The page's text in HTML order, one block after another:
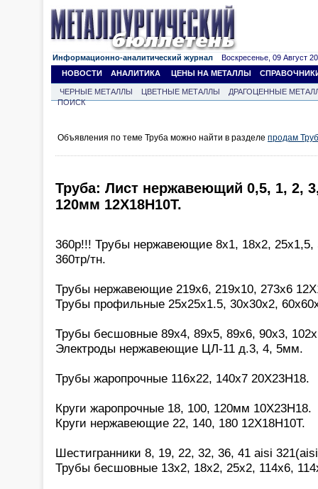
Информационно-аналитический журнал Воскресенье, 09 Август
НОВОСТИ
АНАЛИТИКА ЦЕНЫ НА МЕТАЛЛЫ
ЧЕРНЫЕ МЕТАЛЛЫ ЦВЕТНЫЕ МЕТАЛЛЫ
ДРАГОЦЕННЫЕ
ПОИСК
Объявления по теме Труба можно найти в разделе продам
Труба: Лист нержавеющий 0,5, 1, 2,
120мм 12Х18Н10Т.
360р!!! Трубы нержавеющие 8х1, 18х2, 25х1,5,
360тр/тн.
Трубы нержавеющие 219х6, 219х10, 273х6
Трубы профильные 25х25х1.5, 30х30х2,
Трубы бесшовные 89х4, 89х5, 89х6, 90х3,
Электроды нержавеющие ЦЛ-11 д.3, 4, 5мм.
Трубы жаропрочные 116х22, 140х7 20Х23Н18.
Круги жаропрочные 18, 100, 120мм 10Х23Н18.
Круги нержавеющие 22, 140, 180 12Х18Н10Т.
Шестигранники 8, 19, 22, 32, 36, 41 aisi
Трубы бесшовные 13х2, 18х2, 25х2, 114х6,